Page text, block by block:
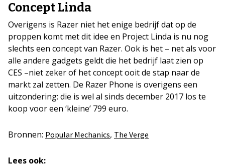
Concept Linda
Overigens is Razer niet het enige bedrijf dat op de
proppen komt met dit idee en Project Linda is nu nog
slechts een concept van Razer. Ook is het – net als voor
alle andere gadgets geldt die het bedrijf laat zien op
CES –niet zeker of het concept ooit de stap naar de
markt zal zetten. De Razer Phone is overigens een
uitzondering: die is wel al sinds december 2017 los te
koop voor een ‘kleine’ 799 euro.
Bronnen: Popular Mechanics, The Verge
Lees ook: